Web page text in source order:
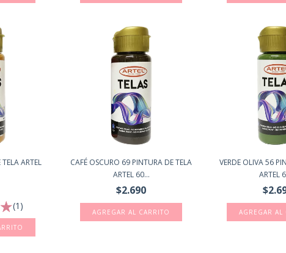
ARTEL
(1)
CAFÉ OSCURO 69 PINTURA DE TELA
ARTEL 60...
$2.690
VERDE OLIVA 56
ARTEL